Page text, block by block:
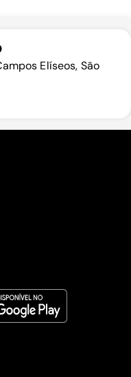
Elíseos, São